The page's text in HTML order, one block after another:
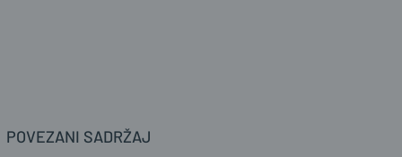
POVEZANI SADRŽAJ